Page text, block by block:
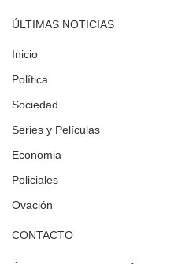
ÚLTIMAS NOTICIAS
Inicio
Política
Sociedad
Series y Películas
Economia
Policiales
Ovación
CONTACTO